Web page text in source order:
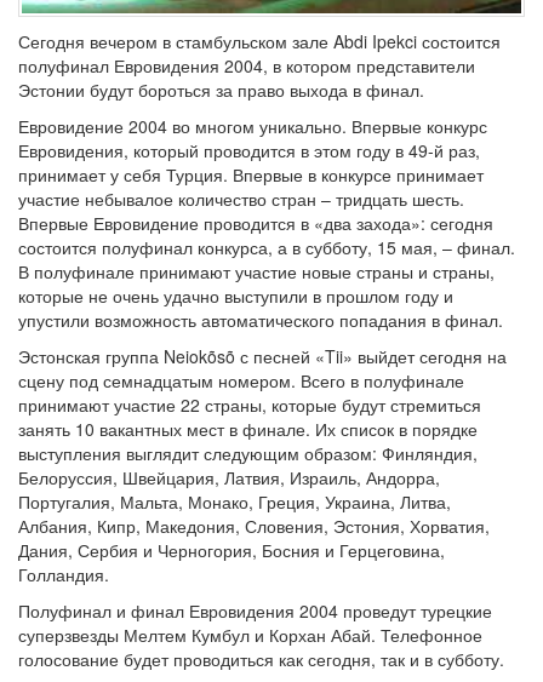
Сегодня вечером в стамбульском зале Abdi Ipekci состоится
полуфинал Евровидения 2004, в котором представители
Эстонии будут бороться за право выхода в финал.
Евровидение 2004 во многом уникально. Впервые конкурс
Евровидения, который проводится в этом году в 49-й раз,
принимает у себя Турция. Впервые в конкурсе принимает
участие небывалое количество стран – тридцать шесть.
Впервые Евровидение проводится в «два захода»: сегодня
состоится полуфинал конкурса, а в субботу, 15 мая, – финал.
В полуфинале принимают участие новые страны и страны,
которые не очень удачно выступили в прошлом году и
упустили возможность автоматического попадания в финал.
Эстонская группа Neiokõsõ с песней «Tii» выйдет сегодня на
сцену под семнадцатым номером. Всего в полуфинале
принимают участие 22 страны, которые будут стремиться
занять 10 вакантных мест в финале. Их список в порядке
выступления выглядит следующим образом: Финляндия,
Белоруссия, Швейцария, Латвия, Израиль, Андорра,
Португалия, Мальта, Монако, Греция, Украина, Литва,
Албания, Кипр, Македония, Словения, Эстония, Хорватия,
Дания, Сербия и Черногория, Босния и Герцеговина,
Голландия.
Полуфинал и финал Евровидения 2004 проведут турецкие
суперзвезды Мелтем Кумбул и Корхан Абай. Телефонное
голосование будет проводиться как сегодня, так и в субботу.